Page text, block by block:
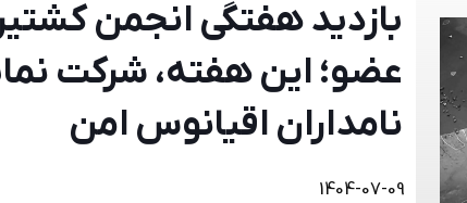
بازدید هفتگی انجمن
عضو؛ این هفته، شرکت
نامداران اقیانوس امن
1404-07-09